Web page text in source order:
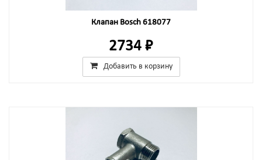
Клапан Bosch 618077
2734 ₽
Добавить в корзину